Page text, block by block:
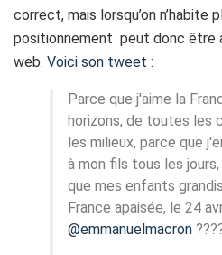
correct, mais lorsqu’on n’habite
positionnement peut donc être
web. Voici son tweet :
Parce que j'aime la
horizons, de toutes les
les milieux, parce que
à mon fils tous les
que mes enfants
France apaisée, le 24
@emmanuelmacron